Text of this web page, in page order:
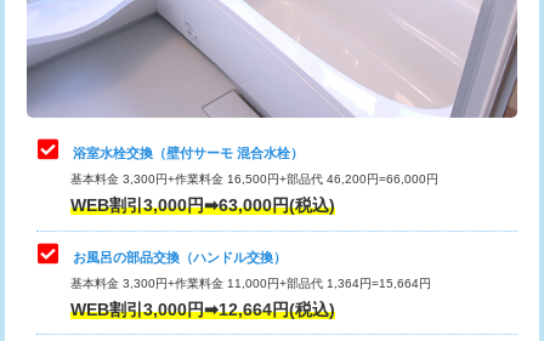
止水・漏水調査・防水処理・清掃・修
理・調整・分解・加工など（軽作業）
止水・漏水調査・防水処理・清掃・修
理・調整・分解・加工など（中作業）
22,000円
止水・漏水調査・防水処理・清掃・修
理・調整・分解・加工など（重作業）
33,000円
トイレタンク脱着
トイレ便器脱着
浴室水栓交換（壁付サーモ 混合水栓）
基本料金 3,300円+作業料金 16,500円+部品代 46,200円=66,000円
WEB割引3,000円➡63,000円(税込)
お風呂の部品交換（ハンドル交換）
基本料金 3,300円+作業料金 11,000円+部品代 1,364円=15,664円
WEB割引3,000円➡12,664円(税込)